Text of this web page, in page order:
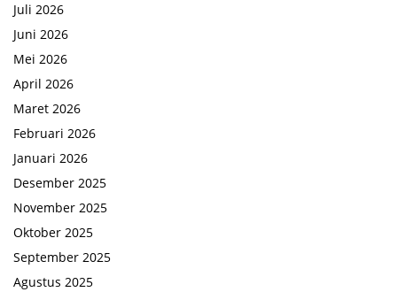
Juli 2026
Juni 2026
Mei 2026
April 2026
Maret 2026
Februari 2026
Januari 2026
Desember 2025
November 2025
Oktober 2025
September 2025
Agustus 2025